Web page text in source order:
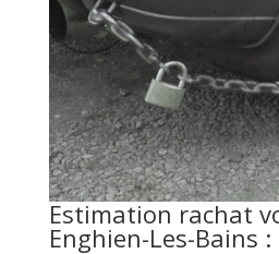
Estimation rachat
Enghien-Les-Bains